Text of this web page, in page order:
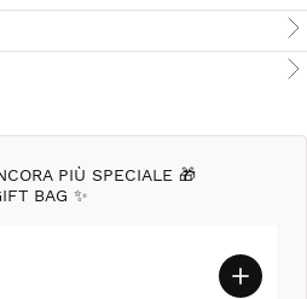
PIÙ SPECIALE 🎁
BAG ✨